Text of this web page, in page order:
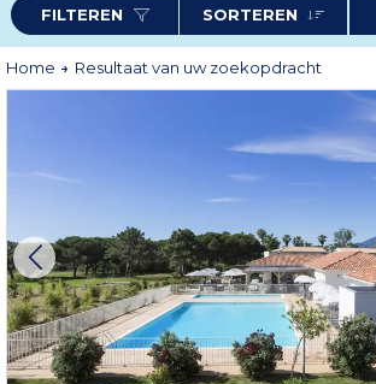
FILTEREN SORTEREN
Home Resultaat van uw zoekopdracht